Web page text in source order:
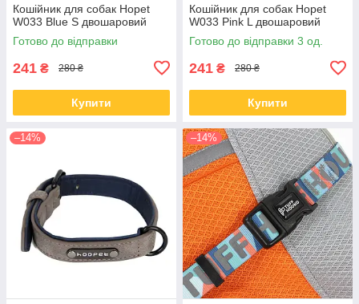
Кошійник для собак Hopet
W033 Blue S двошаровий
Готово до відправки
241 ₴ 280 ₴
Купити
Кошійник для собак Hopet
W033 Pink L двошаровий
Готово до відправки 3 од.
241 ₴ 280 ₴
Купити
–14% –14%